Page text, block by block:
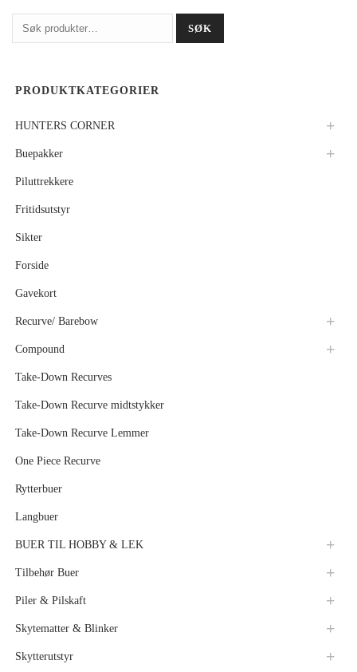
Søk
etter:
SØK
PRODUKTKATEGORIER
HUNTERS CORNER
Buepakker
Piluttrekkere
Fritidsutstyr
Sikter
Forside
Gavekort
Recurve/ Barebow
Compound
Take-Down Recurves
Take-Down Recurve midtstykker
Take-Down Recurve Lemmer
One Piece Recurve
Rytterbuer
Langbuer
BUER TIL HOBBY & LEK
Tilbehør Buer
Piler & Pilskaft
Skytematter & Blinker
Skytterutstyr